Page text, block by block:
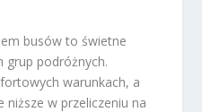
busów to świetne
grup podróżnych.
warunkach, a
niższe w przeliczeniu na